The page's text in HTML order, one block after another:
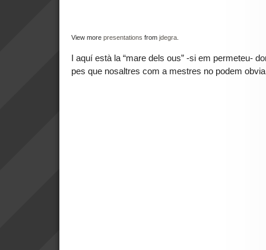
View more presentations from jdegra
I aquí està la “mare dels ous” -si em permeteu-
pes que nosaltres com a mestres no podem